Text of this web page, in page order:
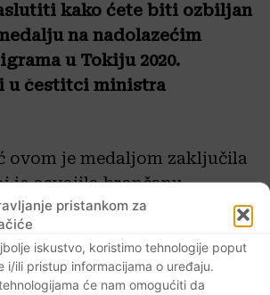
pristankom za
iskustvo, koristimo tehnologije poput
i/ili pristup informacijama o uređaju.
će nam omogućiti da
kako ćete biti ozbiljan
na nadolazećim
u Tokiju 2020.
u čestitci ministra
ovom je medaljom zaključila
je osvojila brončanu
prvenstvu u
brončanu medalju na
prvenstvu u
studenom), kao i medalje na